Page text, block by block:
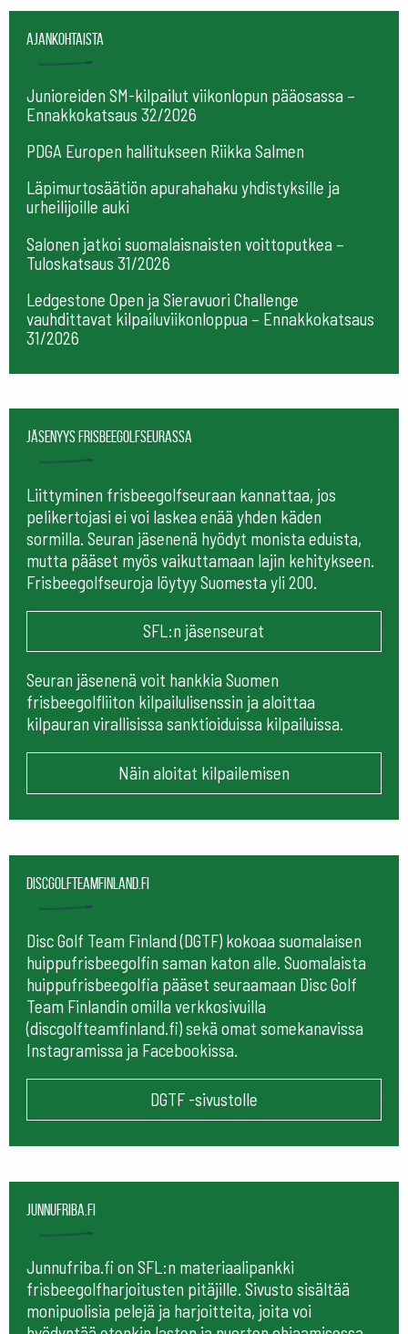
Ajankohtaista
Junioreiden SM-kilpailut viikonlopun pääosassa –
Ennakkokatsaus 32/2026
PDGA Europen hallitukseen Riikka Salmen
Läpimurtosäätiön apurahahaku yhdistyksille ja
urheilijoille auki
Salonen jatkoi suomalaisnaisten voittoputkea –
Tuloskatsaus 31/2026
Ledgestone Open ja Sieravuori Challenge
vauhdittavat kilpailuviikonloppua – Ennakkokatsaus
31/2026
Jäsenyys frisbeegolfseurassa
Liittyminen frisbeegolfseuraan kannattaa, jos
pelikertojasi ei voi laskea enää yhden käden
sormilla. Seuran jäsenenä hyödyt monista eduista,
mutta pääset myös vaikuttamaan lajin kehitykseen.
Frisbeegolfseuroja löytyy Suomesta yli 200.
SFL:n jäsenseurat
Seuran jäsenenä voit hankkia Suomen
frisbeegolfliiton kilpailulisenssin ja aloittaa
kilpauran virallisissa sanktioiduissa kilpailuissa.
Näin aloitat kilpailemisen
Discgolfteamfinland.fi
Disc Golf Team Finland (DGTF) kokoaa suomalaisen
huippufrisbeegolfin saman katon alle. Suomalaista
huippufrisbeegolfia pääset seuraamaan Disc Golf
Team Finlandin omilla verkkosivuilla
(discgolfteamfinland.fi) sekä omat somekanavissa
Instagramissa ja Facebookissa.
DGTF -sivustolle
Junnufriba.fi
Junnufriba.fi on SFL:n materiaalipankki
frisbeegolfharjoitusten pitäjille. Sivusto sisältää
monipuolisia pelejä ja harjoitteita, joita voi